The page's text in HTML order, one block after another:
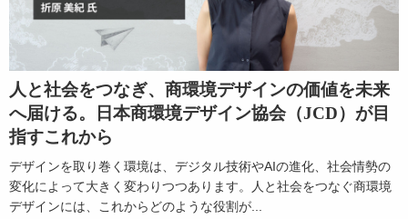
人と社会をつなぎ、商環境デザインの価値を未来
へ届ける。日本商環境デザイン協会（JCD）が目
指すこれから
デザインを取り巻く環境は、デジタル技術やAIの進化、社会情勢の
変化によって大きく変わりつつあります。人と社会をつなぐ商環境
デザインには、これからどのような役割が...